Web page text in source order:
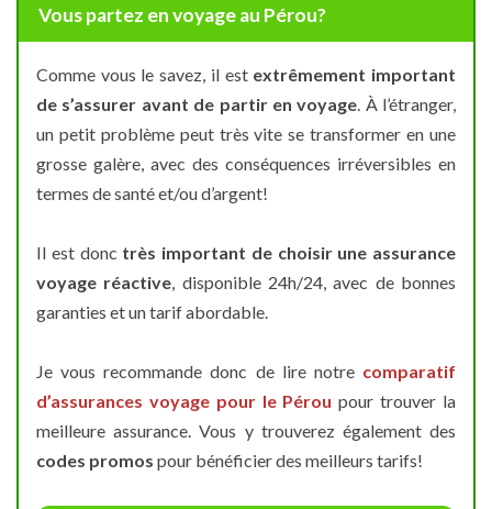
Vous partez en voyage au Pérou?
Comme vous le savez, il est extrêmement important
de s’assurer avant de partir en voyage . À l’étranger,
un petit problème peut très vite se transformer en une
grosse galère, avec des conséquences irréversibles en
termes de santé et/ou d’argent!
Il est donc très important de choisir une assurance
voyage réactive, disponible 24h/24, avec de bonnes
garanties et un tarif abordable.
Je vous recommande donc de lire notre comparatif
d’assurances voyage pour le Pérou pour trouver la
meilleure assurance. Vous y trouverez également des
codes promos pour bénéficier des meilleurs tarifs!